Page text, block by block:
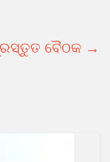
ବୈଠକ →